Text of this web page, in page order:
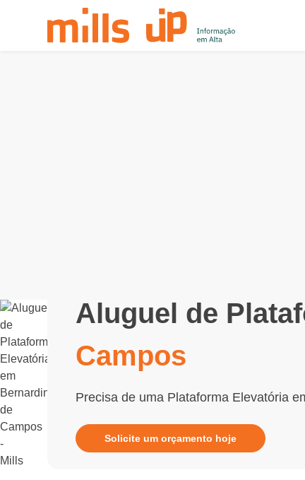
Aluguel de
Campos
Precisa de uma Plataforma Elevatória
Solicite um orçamento hoje